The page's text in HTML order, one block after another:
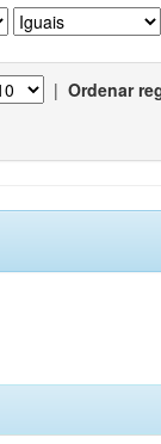
| Ordenar